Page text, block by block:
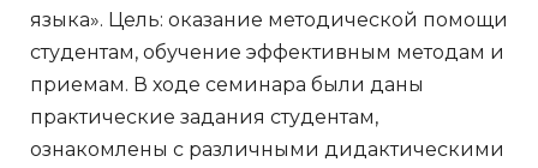
языка». Цель: оказание методической помощи
студентам, обучение эффективным методам и
приемам. В ходе семинара были даны
практические задания студентам,
ознакомлены с различными дидактическими